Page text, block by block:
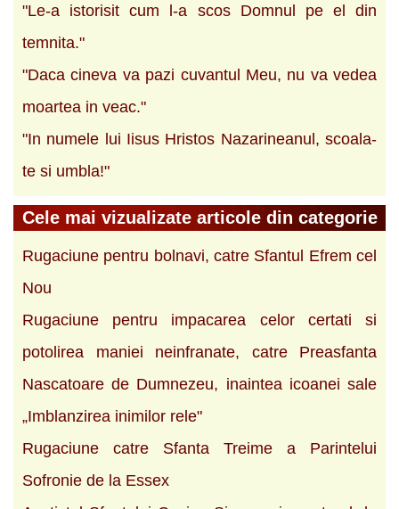
"Le-a istorisit cum l-a scos Domnul pe el din
temnita."
"Daca cineva va pazi cuvantul Meu, nu va vedea
moartea in veac."
"In numele lui Iisus Hristos Nazarineanul, scoala-
te si umbla!"
Cele mai vizualizate articole din categorie
Rugaciune pentru bolnavi, catre Sfantul Efrem cel
Nou
Rugaciune pentru impacarea celor certati si
potolirea maniei neinfranate, catre Preasfanta
Nascatoare de Dumnezeu, inaintea icoanei sale
„Imblanzirea inimilor rele"
Rugaciune catre Sfanta Treime a Parintelui
Sofronie de la Essex